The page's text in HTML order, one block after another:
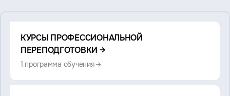
Смотрите
также:
КУРСЫ ПРОФЕССИОНАЛЬНОЙ
ПЕРЕПОДГОТОВКИ →
1 программа обучения →